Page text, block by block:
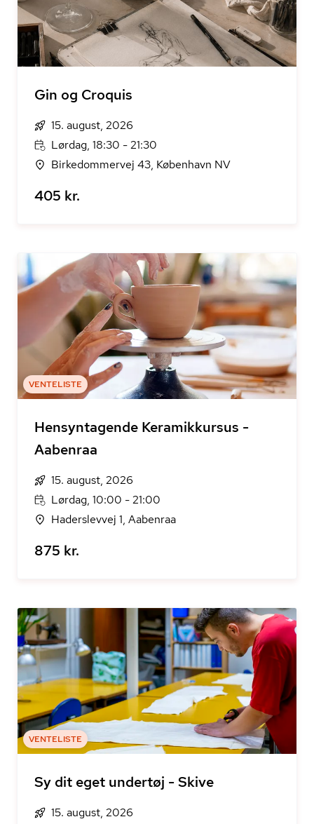
Gin og Croquis
15. august, 2026
Lørdag, 18:30 - 21:30
Birkedommervej 43, København NV
405 kr.
VENTELISTE
Hensyntagende Keramikkursus -
Aabenraa
15. august, 2026
Lørdag, 10:00 - 21:00
Haderslevvej 1, Aabenraa
875 kr.
VENTELISTE
Sy dit eget undertøj - Skive
15. august, 2026